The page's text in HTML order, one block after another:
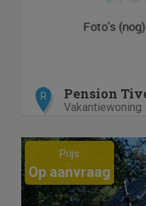
R Pension
Vakantiewoning
Previous
Prijs
Op aanvraag